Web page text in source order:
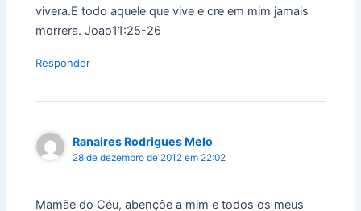
vivera.E todo aquele que vive e cre em mim jamais
morrera. Joao11:25-26
Responder
Ranaires Rodrigues Melo
28 de dezembro de 2012 em 22:02
Mamãe do Céu, abençôe a mim e todos os meus